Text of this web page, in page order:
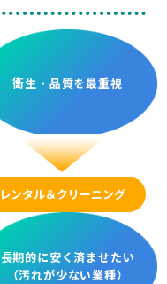
衛生・品質を最重視
レンタル＆クリーニング
長期的に安く済ませたい
（汚れが少ない業種）